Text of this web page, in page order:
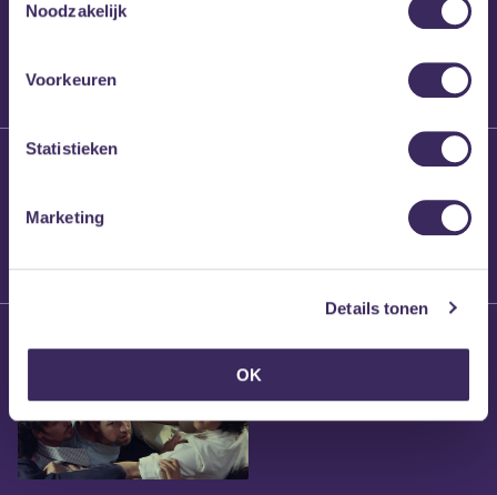
Noodzakelijk
Voorkeuren
Statistieken
Marketing
Details tonen
OK
Brennt Vanneste
Willem’s Blog: Ão